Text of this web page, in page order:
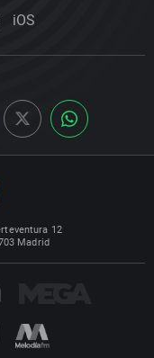
iOS
12
Madrid